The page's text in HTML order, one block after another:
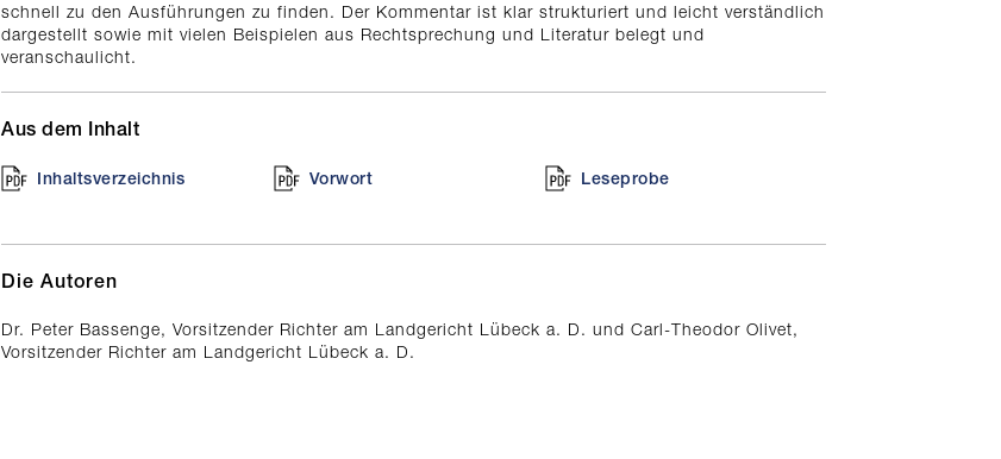
schnell zu den Ausführungen zu finden. Der Kommentar ist klar strukturiert und leicht verständlich
dargestellt sowie mit vielen Beispielen aus Rechtsprechung und Literatur belegt und
veranschaulicht.
Aus dem Inhalt
Inhaltsverzeichnis Vorwort Leseprobe
Die Autoren
Dr. Peter Bassenge, Vorsitzender Richter am Landgericht Lübeck a. D. und Carl-Theodor Olivet,
Vorsitzender Richter am Landgericht Lübeck a. D.